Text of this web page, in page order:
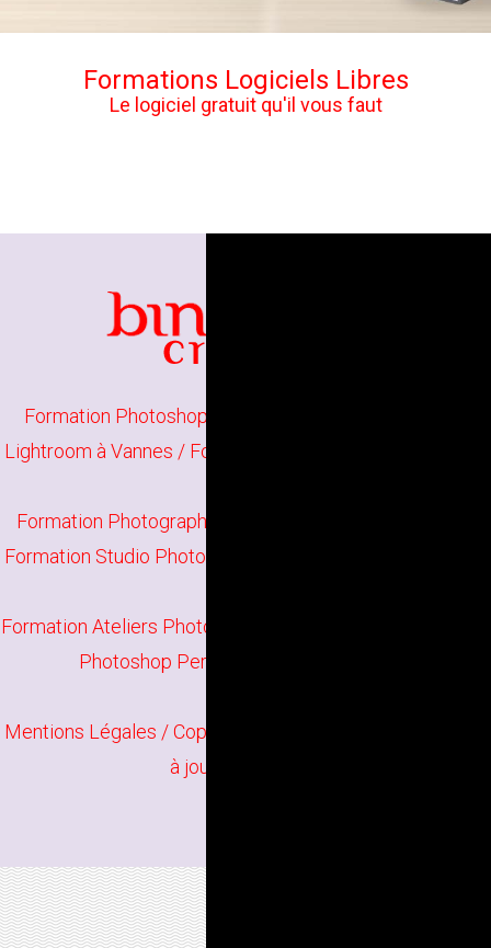
Formations Logiciels Libres
Le logiciel gratuit qu'il vous faut
Formation Photoshop Initiation à Lorient
Lightroom à Vannes / Formation Photographie Initiation à
Formation Photographie Perfectionnement à Vannes
Formation Studio Photo à Lorient
Formation Ateliers Photographiques à Lorient
Photoshop Perfectionnement à Vannes
Mentions Légales / Copyright
à jour en juin 2026